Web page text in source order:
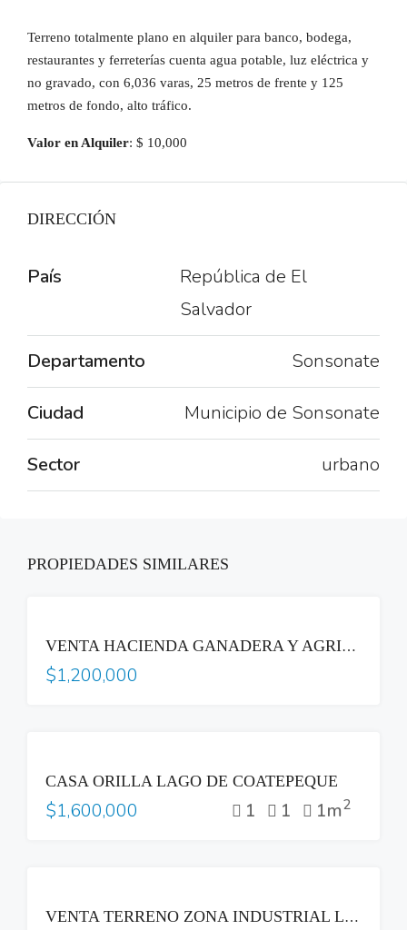
Terreno totalmente plano en alquiler para banco, bodega,
restaurantes y ferreterías cuenta agua potable, luz eléctrica y
no gravado, con 6,036 varas, 25 metros de frente y 125
metros de fondo, alto tráfico.
Valor en Alquiler: $ 10,000
DIRECCIÓN
País
República de El
Salvador
Departamento Sonsonate
Ciudad Municipio de Sonsonate
Sector urbano
PROPIEDADES SIMILARES
VENTA HACIENDA GANADERA Y AGRICOLA ACAJUTLA SONSONATE
$1,200,000
CASA ORILLA LAGO DE COATEPEQUE
$1,600,000 1 1 1m2
VENTA TERRENO ZONA INDUSTRIAL LOURDES COLON